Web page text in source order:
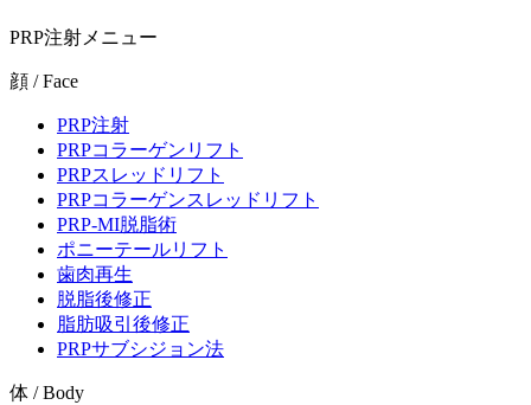
PRP注射メニュー
顔 / Face
PRP注射
PRPコラーゲンリフト
PRPスレッドリフト
PRPコラーゲンスレッドリフト
PRP-MI脱脂術
ポニーテールリフト
歯肉再生
脱脂後修正
脂肪吸引後修正
PRPサブシジョン法
体 / Body